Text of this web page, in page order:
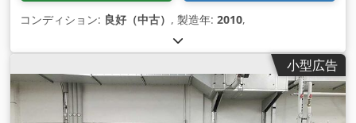
コンディション: 良好（中古） , 製造年: 2010,
小型広告